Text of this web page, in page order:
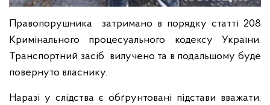
Правопорушника затримано в порядку статті 208
Кримінального процесуального кодексу України.
Транспортний засіб вилучено та в подальшому буде
повернуто власнику.
Наразі у слідства є обґрунтовані підстави вважати,